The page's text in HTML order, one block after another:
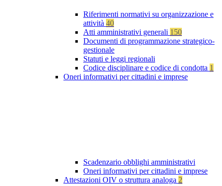
Riferimenti normativi su organizzazione e
attività 40
Atti amministrativi generali 150
Documenti di programmazione strategico-
gestionale
Statuti e leggi regionali
Codice disciplinare e codice di condotta 1
Oneri informativi per cittadini e imprese
Scadenzario obblighi amministrativi
Oneri informativi per cittadini e imprese
Attestazioni OIV o struttura analoga 2